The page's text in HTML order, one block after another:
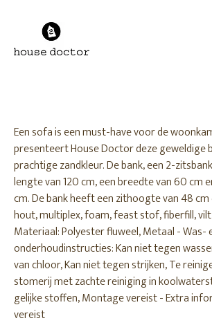
Een sofa is een must-have voor de
presenteert House Doctor deze geweldige
prachtige zandkleur. De bank, een 2-
lengte van 120 cm, een breedte van 60 cm
cm. De bank heeft een zithoogte van 48
hout, multiplex, foam, feast stof, fiberfill,
Materiaal: Polyester fluweel, Metaal - Was-
onderhoudinstructies: Kan niet tegen
van chloor, Kan niet tegen strijken, Te
stomerij met zachte reiniging in
gelijke stoffen, Montage vereist - Extra
vereist